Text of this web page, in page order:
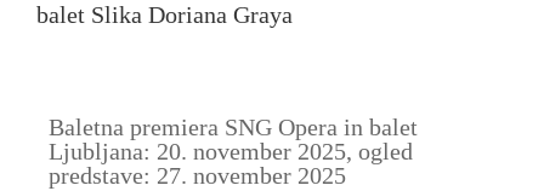
balet Slika Doriana Graya
Baletna premiera SNG Opera in balet
Ljubljana: 20. november 2025, ogled
predstave: 27. november 2025